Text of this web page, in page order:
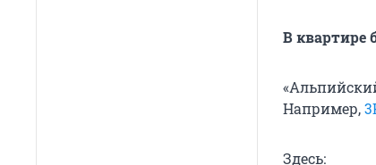
В квартире
Например,
Здесь: